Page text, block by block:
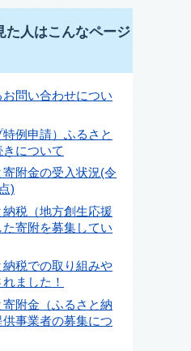
た人はこんなページ
問い合わせについ
特例申請）ふるさと
について
附金の受入状況(令
)
税（地方創生応援
寄附を募集してい
税での取り組みや
ました！
附金（ふるさと納
事業者の募集につ